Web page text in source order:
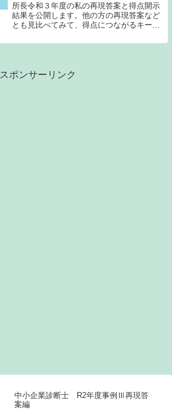
所長令和３年度の私の再現答案と得点開示
結果を公開します。他の方の再現答案など
とも見比べてみて、得点につながるキーワ
す。事例Ⅳ得点結果70点再現答案再現答案
スポンサーリンク
中小企業診断士 R2年度事例Ⅲ再現答
案編